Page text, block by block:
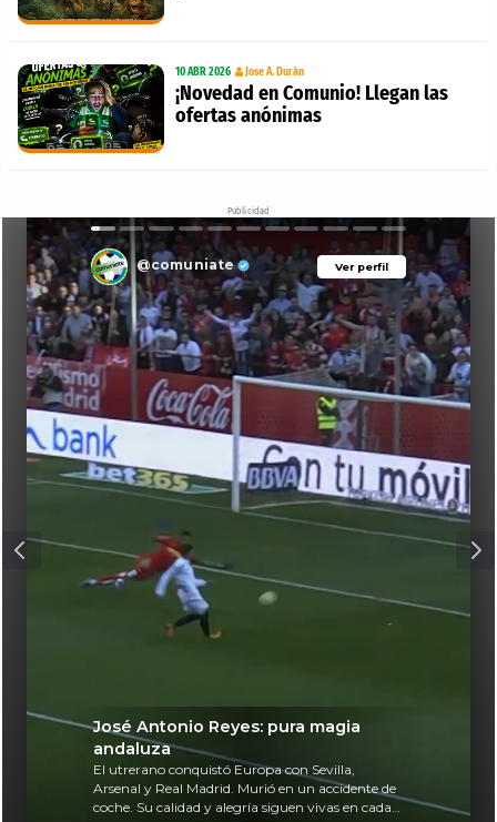
10 ABR 2026 Jose A. Durán
¡Novedad en Comunio! Llegan las
ofertas anónimas
Publicidad
Ver perfil
@comuniate Ver perfil
José Antonio Reyes: pura magia
andaluza
El utrerano conquistó Europa con Sevilla,
Arsenal y Real Madrid. Murió en un accidente de
coche. Su calidad y alegría siguen vivas en cada